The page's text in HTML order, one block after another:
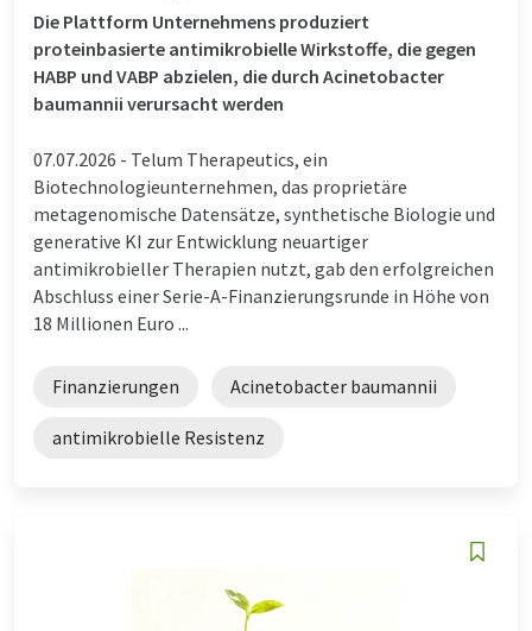
Die Plattform Unternehmens produziert
proteinbasierte antimikrobielle Wirkstoffe, die gegen
HABP und VABP abzielen, die durch Acinetobacter
baumannii verursacht werden
07.07.2026 - Telum Therapeutics, ein
Biotechnologieunternehmen, das proprietäre
metagenomische Datensätze, synthetische Biologie und
generative KI zur Entwicklung neuartiger
antimikrobieller Therapien nutzt, gab den erfolgreichen
Abschluss einer Serie-A-Finanzierungsrunde in Höhe von
18 Millionen Euro ...
Finanzierungen Acinetobacter baumannii
antimikrobielle Resistenz